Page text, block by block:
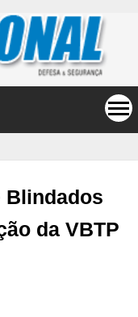
Blindados
da VBTP